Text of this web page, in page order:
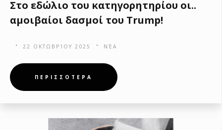
Στο εδώλιο του κατηγορητηρίου οι..
αμοιβαίοι δασμοί του Trump!
22 ΟΚΤΩΒΡΊΟΥ 2025 ΝΈΑ
ΠΕΡΙΣΣΟΤΕΡΑ